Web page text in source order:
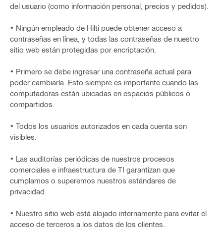
del usuario (como información personal, precios y pedidos).
• Ningún empleado de Hilti puede obtener acceso a
contraseñas en línea, y todas las contraseñas de nuestro
sitio web están protegidas por encriptación.
• Primero se debe ingresar una contraseña actual para
poder cambiarla. Esto siempre es importante cuando las
computadoras están ubicadas en espacios públicos o
compartidos.
• Todos los usuarios autorizados en cada cuenta son
visibles.
• Las auditorías periódicas de nuestros procesos
comerciales e infraestructura de TI garantizan que
cumplamos o superemos nuestros estándares de
privacidad.
• Nuestro sitio web está alojado internamente para evitar el
acceso de terceros a los datos de los clientes.